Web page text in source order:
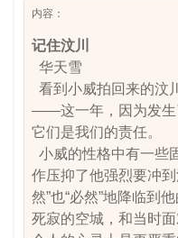
内容：
记住汶川
华天雪
看到小威拍回来的汶
——这一年，因为发生
它们是我们的责任。
小威的性格中有一些
作压抑了他强烈要冲
然”也“必然”地降临到
死寂的空城，和当时